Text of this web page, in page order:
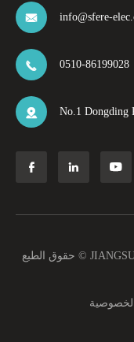
 info@sfere-
 0510-86199028
 No.1 Dongding
  
حقوق الطبع ©